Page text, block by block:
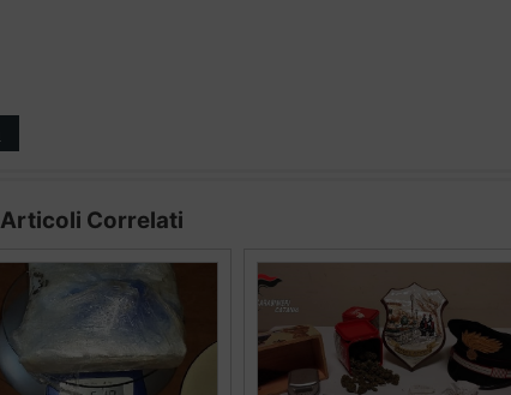
Articoli Correlati